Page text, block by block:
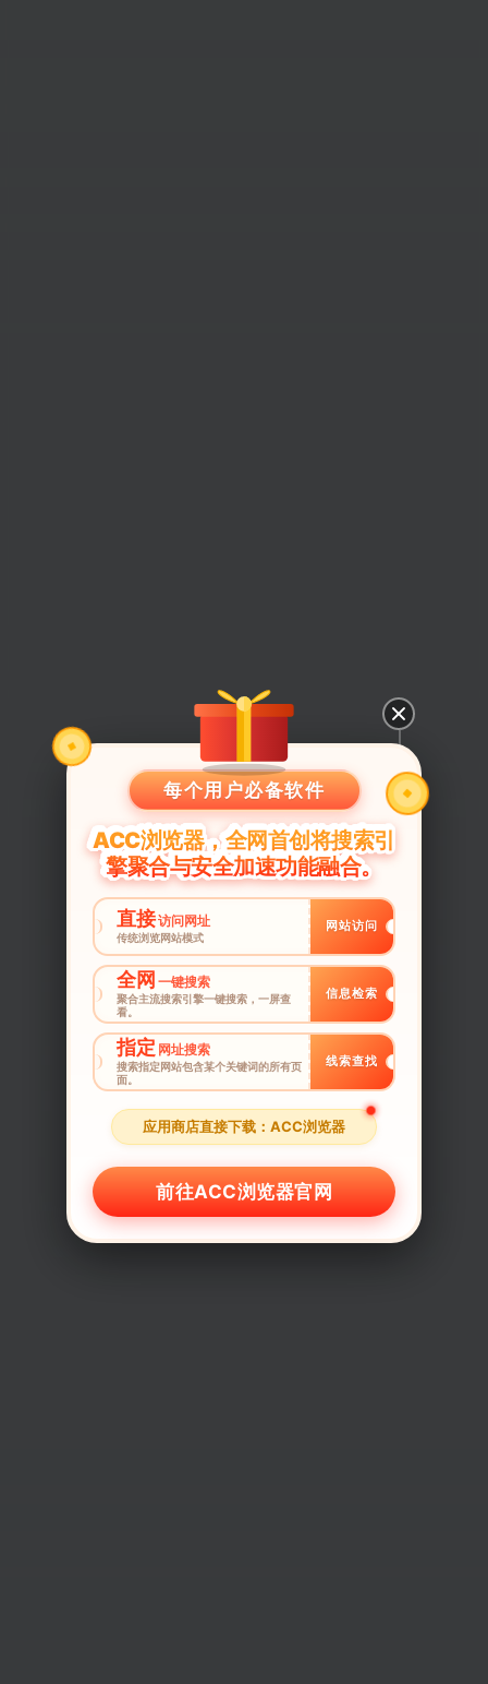
每个用户必备软件
ACC浏览器，全网首创将搜索引
擎聚合与安全加速功能融合。
直接访问网址
传统浏览网站模式
网站访问
全网 一键搜索
聚合主流搜索引擎一键搜索，一屏查
看。
信息检索
指定 网址搜索
搜索指定网站包含某个关键词的所有页
面。
线索查找
应用商店直接下载：ACC浏览器
前往ACC浏览器官网